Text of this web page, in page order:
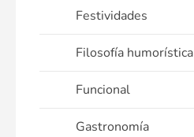
Festividades
Filosofía humorística
Funcional
Gastronomía